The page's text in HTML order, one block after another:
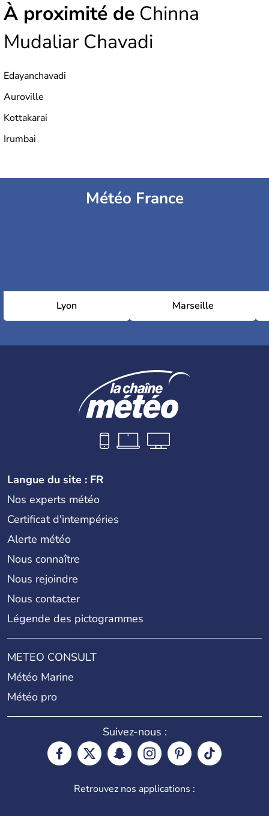
À proximité de Chinna
Mudaliar Chavadi
Edayanchavadi
Auroville
Kottakarai
Irumbai
Météo France
Lyon Marseille
Langue du site : FR
Nos experts météo
Certificat d'intempéries
Alerte météo
Nous connaître
Nous rejoindre
Nous contacter
Légende des pictogrammes
METEO CONSULT
Météo Marine
Météo pro
Suivez-nous :
Retrouvez nos applications :